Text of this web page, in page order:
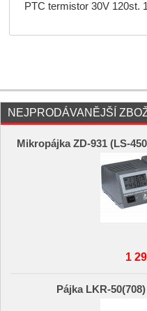
PTC termistor 30V 120st.
NEJPRODÁVANĚJŠÍ
Mikropájka ZD-931 (LS-
1
Pájka LKR-